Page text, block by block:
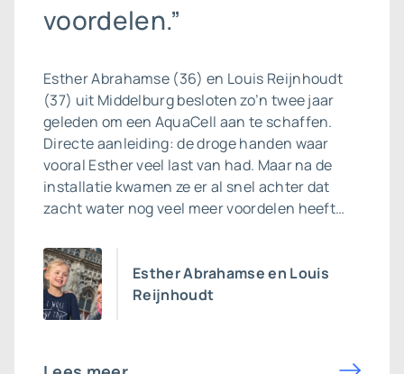
voordelen.”
Esther Abrahamse (36) en Louis Reijnhoudt
(37) uit Middelburg besloten zo’n twee jaar
geleden om een AquaCell aan te schaffen.
Directe aanleiding: de droge handen waar
vooral Esther veel last van had. Maar na de
installatie kwamen ze er al snel achter dat
zacht water nog veel meer voordelen heeft…
Esther Abrahamse en Louis
Reijnhoudt